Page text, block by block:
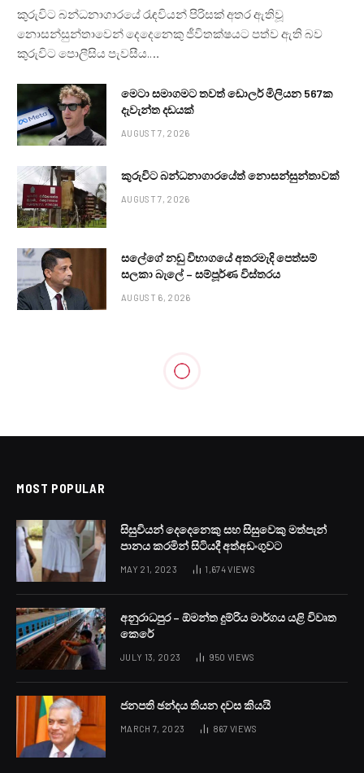
කුරුවිට බන්ධනාගාරයේ රැඳවියන් පිරිසක් අතර ඇතිවූ
නොසන්සුන්තාවෙන් දෙදෙනෙකු ජීවිතක්ෂයට පත්ව ඇති බව
කුරුවිට පොලීසිය පැවසීය.…
මෙටා සමාගමට තවත් ඩොලර් මිලියන 567ක
දැවැන්ත දඩයක්
AUGUST 7, 2026
කුරුවිට බන්ධනාගාරයේත් නොසන්සුන්තාවක්
AUGUST 7, 2026
සලේගේ නඩු විභාගයේ අතරමැදි පෙත්සම්
සලකා බැලේ – සම්පූර්ණ විස්තරය
AUGUST 6, 2026
MOST POPULAR
සිසුවියන් දෙදෙනෙකු සහ සිසුවෙකු මත්පැන්
පානය කරමින් සිටියදී අත්අඩංගුවට
MAY 21, 2023 1,674VIEWS
අනුරාධපුර – ඕමන්ත දුම්රිය මාර්ගය යළි විවෘත
කෙරේ
JULY 13, 2023 950 VIEWS
ජනපති ඡන්දය තියන දවස කියයි
MARCH 7, 2023 867 VIEWS